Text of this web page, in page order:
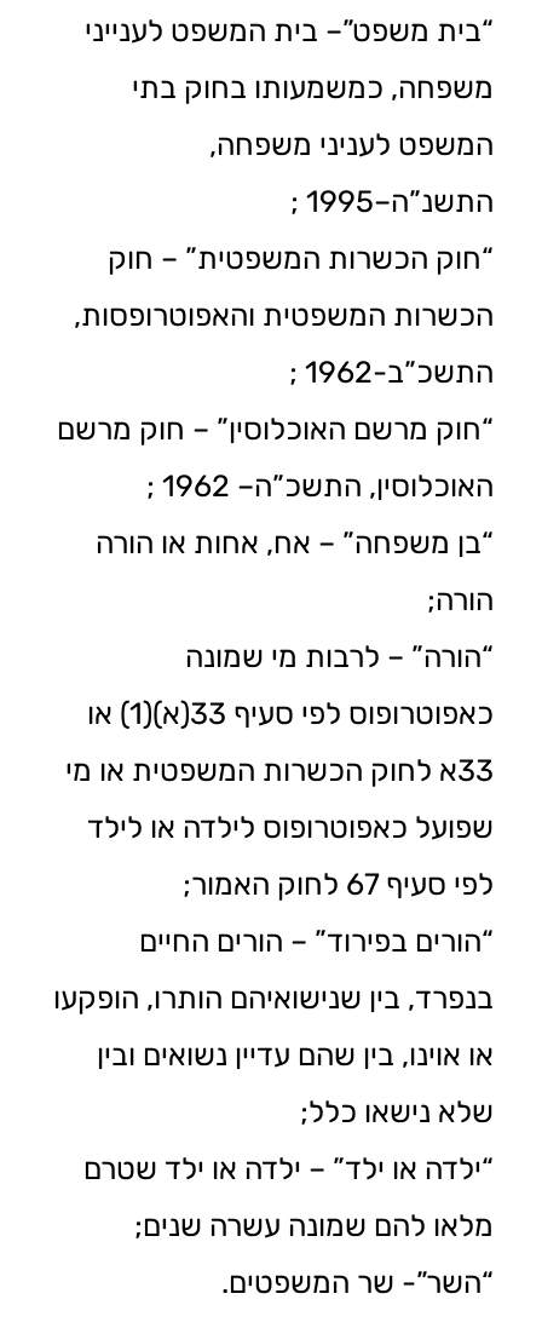
“בית משפט”– בית המשפט לענייני
משפחה, כמשמעותו בחוק בתי
המשפט לעניני משפחה,
התשנ”ה–1995 ;
“חוק הכשרות המשפטית” – חוק
הכשרות המשפטית והאפוטרופסות,
התשכ”ב-1962 ;
“חוק מרשם האוכלוסין” – חוק מרשם
האוכלוסין, התשכ”ה– 1962 ;
“בן משפחה” – אח, אחות או הורה
הורה;
“הורה” – לרבות מי שמונה
כאפוטרופוס לפי סעיף 33(א)(1) או
33א לחוק הכשרות המשפטית או מי
שפועל כאפוטרופוס לילדה או לילד
לפי סעיף 67 לחוק האמור;
“הורים בפירוד” – הורים החיים
בנפרד, בין שנישואיהם הותרו, הופקעו
או אוינו, בין שהם עדיין נשואים ובין
שלא נישאו כלל;
“ילדה או ילד” – ילדה או ילד שטרם
מלאו להם שמונה עשרה שנים;
“השר”- שר המשפטים.